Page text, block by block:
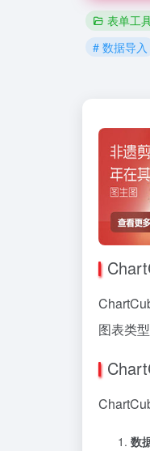
表单工
# 数据导入
图表类
数